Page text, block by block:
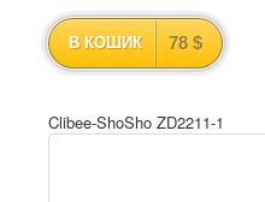
В КОШИК 78 $
Clibee-ShoSho ZD2211-1